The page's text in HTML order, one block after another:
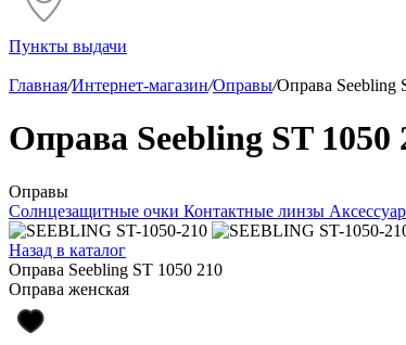
Пункты выдачи
Главная/Интернет-магазин/Оправы/Оправа Seebling
Оправа Seebling ST 1050
Оправы
Солнцезащитные очки Контактные линзы
Назад в каталог
Оправа Seebling ST 1050 210
Оправа женская